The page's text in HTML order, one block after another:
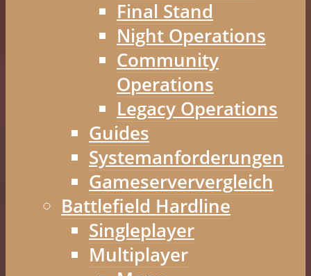
Final Stand
Night Operations
Community
Operations
Legacy Operations
Guides
Systemanforderungen
Gameserververgleich
Battlefield Hardline
Singleplayer
Multiplayer